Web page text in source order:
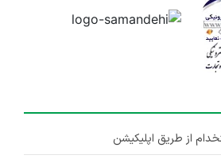
از طریق اپلیکیشن